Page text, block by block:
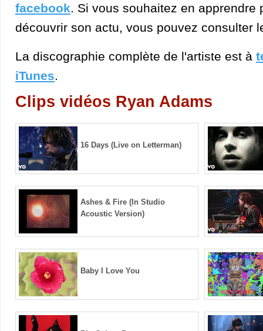
facebook. Si vous souhaitez en apprendre
découvrir son actu, vous pouvez consulter
La discographie complète de l'artiste est à
iTunes.
Clips vidéos Ryan Adams
16 Days (Live on Letterman)
Ashes & Fire (In Studio
Acoustic Version)
Baby I Love You